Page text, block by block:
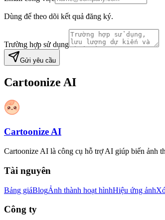
Dùng để theo dõi kết quả đăng ký.
Trường hợp sử dụng
Gửi yêu cầu
Cartoonize AI
Cartoonize AI
Cartoonize AI là công cụ hỗ trợ AI giúp biến ảnh
Tài nguyên
Bảng giáBlogẢnh thành hoạt hìnhHiệu ứng ảnh
Công ty